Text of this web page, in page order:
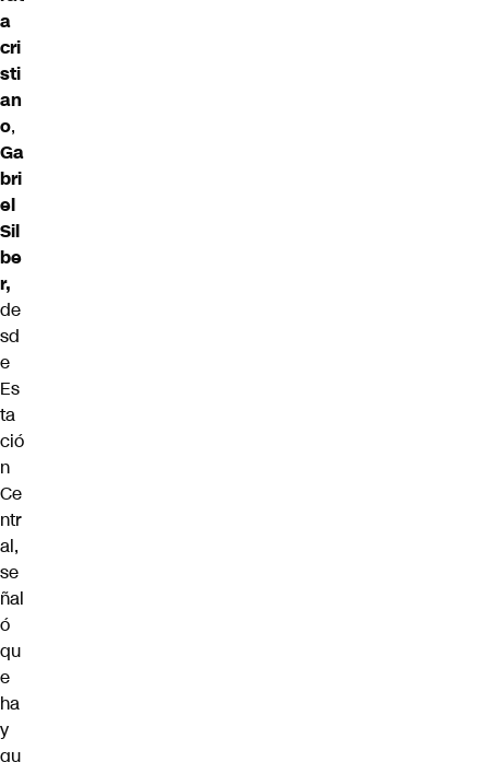
a
cri
sti
an
o,
Ga
bri
el
Sil
be
r,
de
sd
e
Es
ta
ció
n
Ce
ntr
al,
se
ñal
ó
qu
e
ha
y
qu